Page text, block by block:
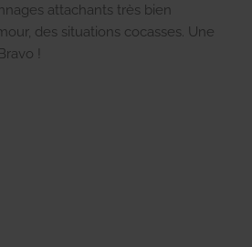
attachants très bien
des situations cocasses. Une
!